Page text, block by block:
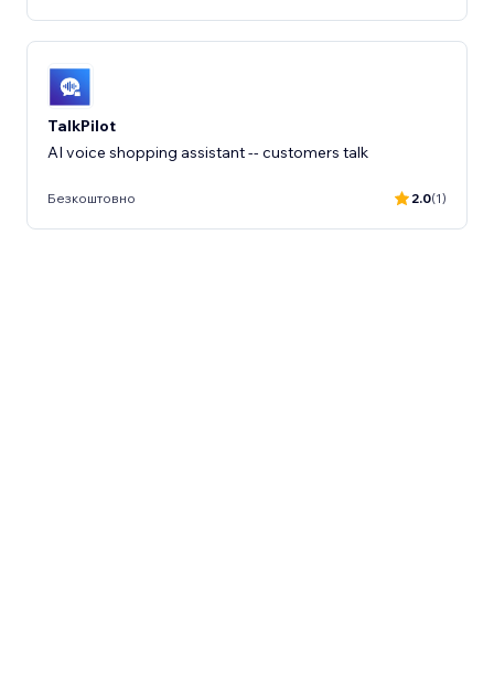
TalkPilot
AI voice shopping assistant -- customers talk
Безкоштовно 2.0(1)